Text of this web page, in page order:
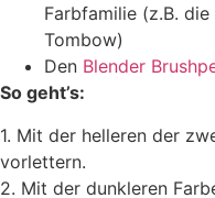
Farbfamilie (z.B. die
Tombow)
Den Blender
So geht’s:
1. Mit der helleren der
vorlettern.
2. Mit der dunkleren